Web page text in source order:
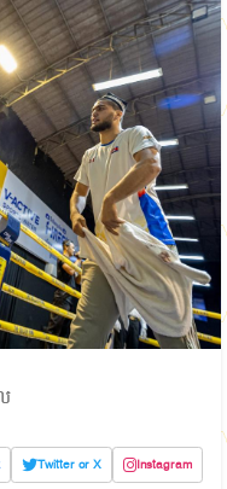
Twitter or X Instagram